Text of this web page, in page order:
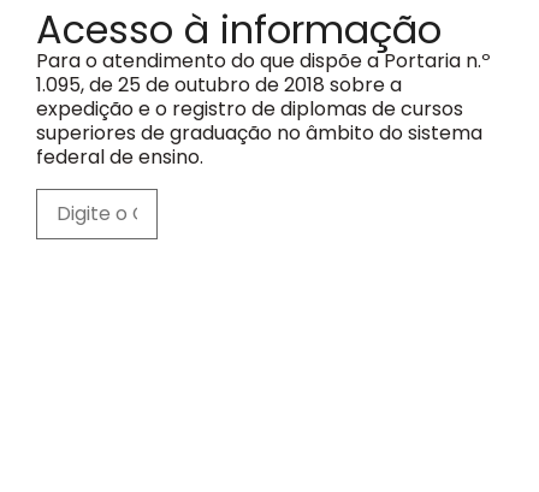
Acesso à informação
Para o atendimento do que dispõe a Portaria n.º
1.095, de 25 de outubro de 2018 sobre a
expedição e o registro de diplomas de cursos
superiores de graduação no âmbito do sistema
federal de ensino.